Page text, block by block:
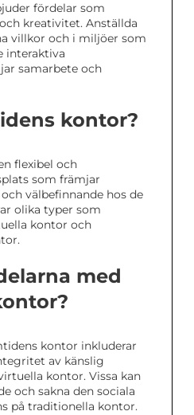
fördelar som
kreativitet. Anställda
villkor och i miljöer som
interaktiva
samarbete och
kontor?
flexibel och
som främjar
välbefinnande hos de
olika typer som
kontor och
med
kontor inkluderar
av känslig
kontor. Vissa kan
och sakna den sociala
på traditionella kontor.